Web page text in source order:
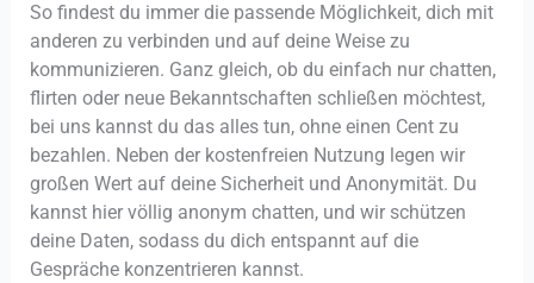
So findest du immer die passende Möglichkeit, dich mit
anderen zu verbinden und auf deine Weise zu
kommunizieren. Ganz gleich, ob du einfach nur chatten,
flirten oder neue Bekanntschaften schließen möchtest,
bei uns kannst du das alles tun, ohne einen Cent zu
bezahlen. Neben der kostenfreien Nutzung legen wir
großen Wert auf deine Sicherheit und Anonymität. Du
kannst hier völlig anonym chatten, und wir schützen
deine Daten, sodass du dich entspannt auf die
Gespräche konzentrieren kannst.